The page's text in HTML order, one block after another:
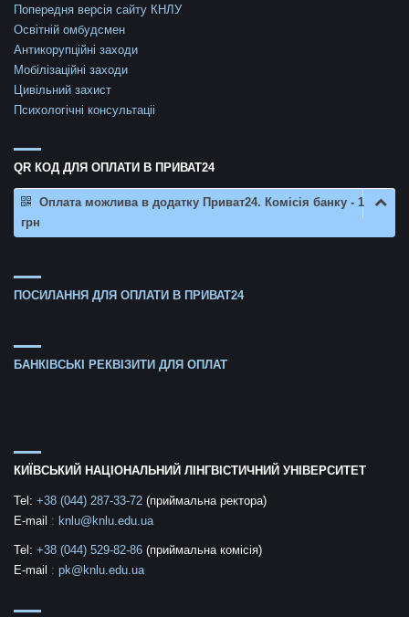
Попередня версія сайту КНЛУ
Освітній омбудсмен
Антикорупційні заходи
Мобілізаційні заходи
Цивільний захист
Психологічні консультаціі
QR КОД ДЛЯ ОПЛАТИ В ПРИВАТ24
Оплата можлива в додатку Приват24. Комісія банку - 1
грн
ПОСИЛАННЯ ДЛЯ ОПЛАТИ В ПРИВАТ24
БАНКІВСЬКІ РЕКВІЗИТИ ДЛЯ ОПЛАТ
КИЇВСЬКИЙ НАЦІОНАЛЬНИЙ ЛІНГВІСТИЧНИЙ УНІВЕРСИТЕТ
Tel: +38 (044) 287-33-72 (приймальна ректора)
E-mail : knlu@knlu.edu.ua
Tel: +38 (044) 529-82-86 (приймальна комісія)
E-mail : pk@knlu.edu.ua